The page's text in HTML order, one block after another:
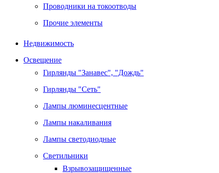
Проводники на токоотводы
Прочие элементы
Недвижимость
Освещение
Гирлянды "Занавес", "Дождь"
Гирлянды "Сеть"
Лампы люминесцентные
Лампы накаливания
Лампы светодиодные
Светильники
Взрывозащищенные